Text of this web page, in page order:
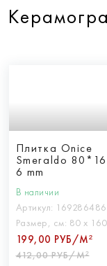
Плитка Onice
Smeraldo
6 mm
В наличии
Артикул: 169286486
Размер, см: 80 х 160
199,00 РУБ/М²
412,00 РУБ/М²